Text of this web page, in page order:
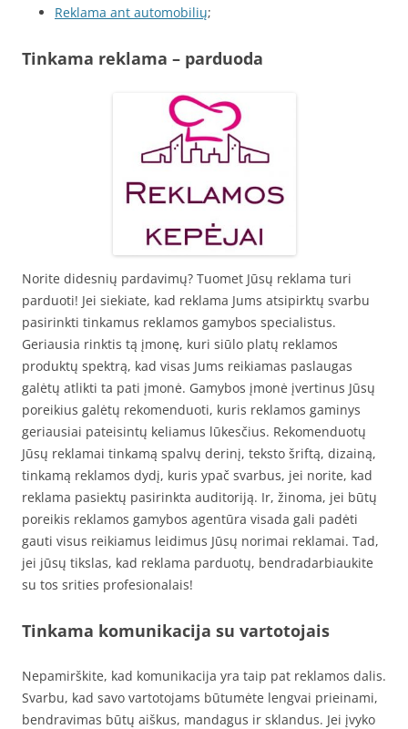
Reklama ant automobilių;
Tinkama reklama – parduoda
Norite didesnių pardavimų? Tuomet Jūsų reklama turi
parduoti! Jei siekiate, kad reklama Jums atsipirktų svarbu
pasirinkti tinkamus reklamos gamybos specialistus.
Geriausia rinktis tą įmonę, kuri siūlo platų reklamos
produktų spektrą, kad visas Jums reikiamas paslaugas
galėtų atlikti ta pati įmonė. Gamybos įmonė įvertinus Jūsų
poreikius galėtų rekomenduoti, kuris reklamos gaminys
geriausiai pateisintų keliamus lūkesčius. Rekomenduotų
Jūsų reklamai tinkamą spalvų derinį, teksto šriftą, dizainą,
tinkamą reklamos dydį, kuris ypač svarbus, jei norite, kad
reklama pasiektų pasirinkta auditoriją. Ir, žinoma, jei būtų
poreikis reklamos gamybos agentūra visada gali padėti
gauti visus reikiamus leidimus Jūsų norimai reklamai. Tad,
jei jūsų tikslas, kad reklama parduotų, bendradarbiaukite
su tos srities profesionalais!
Tinkama komunikacija su vartotojais
Nepamirškite, kad komunikacija yra taip pat reklamos dalis.
Svarbu, kad savo vartotojams būtumėte lengvai prieinami,
bendravimas būtų aiškus, mandagus ir sklandus. Jei įvyko